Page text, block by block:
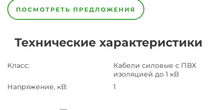
ПОСМОТРЕТЬ ПРЕДЛОЖЕНИЯ
Технические характеристики
Класс:
Кабели силовые с ПВХ
изоляцией до 1 кВ
Напряжение, кВ: 1